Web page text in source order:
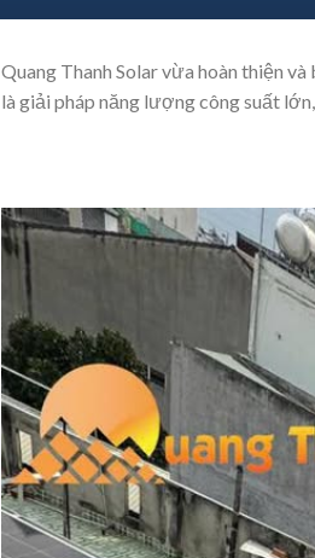
Quang Thanh Solar vừa hoàn thiện
là giải pháp năng lượng công suất